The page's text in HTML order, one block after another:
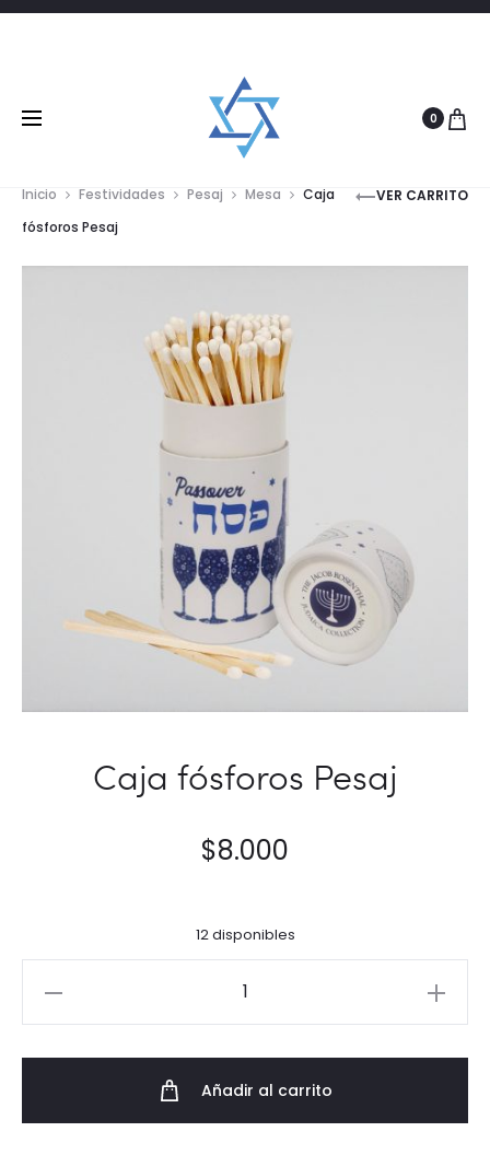
0
Product
PAÑOS
VER CARRITO
Inicio Festividades Pesaj Mesa
Caja
fósforos Pesaj
Caja fósforos Pesaj
$8.000
12 disponibles
Añadir al carrito